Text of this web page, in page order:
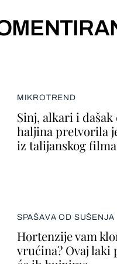
MIKROTREND
Sinj, alkari i dašak
haljina pretvorila
iz talijanskog filma
SPAŠAVA OD SUŠENJA
Hortenzije vam
vrućina? Ovaj laki